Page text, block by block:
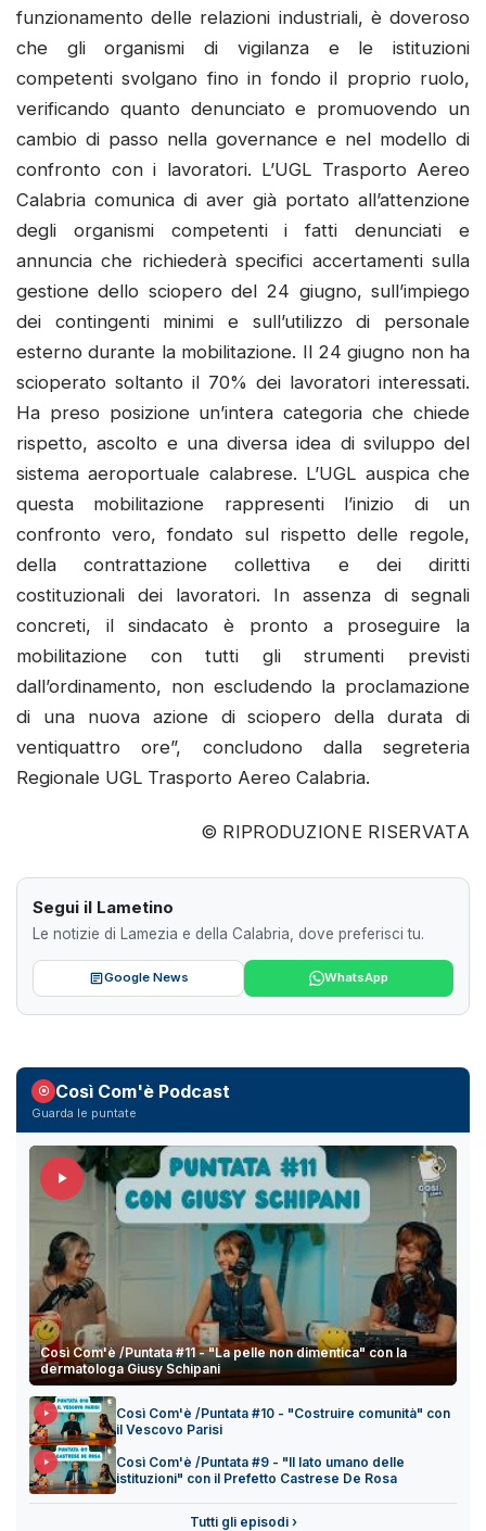
funzionamento delle relazioni industriali, è doveroso
che gli organismi di vigilanza e le istituzioni
competenti svolgano fino in fondo il proprio ruolo,
verificando quanto denunciato e promuovendo un
cambio di passo nella governance e nel modello di
confronto con i lavoratori. L’UGL Trasporto Aereo
Calabria comunica di aver già portato all’attenzione
degli organismi competenti i fatti denunciati e
annuncia che richiederà specifici accertamenti sulla
gestione dello sciopero del 24 giugno, sull’impiego
dei contingenti minimi e sull’utilizzo di personale
esterno durante la mobilitazione. Il 24 giugno non ha
scioperato soltanto il 70% dei lavoratori interessati.
Ha preso posizione un’intera categoria che chiede
rispetto, ascolto e una diversa idea di sviluppo del
sistema aeroportuale calabrese. L’UGL auspica che
questa mobilitazione rappresenti l’inizio di un
confronto vero, fondato sul rispetto delle regole,
della contrattazione collettiva e dei diritti
costituzionali dei lavoratori. In assenza di segnali
concreti, il sindacato è pronto a proseguire la
mobilitazione con tutti gli strumenti previsti
dall’ordinamento, non escludendo la proclamazione
di una nuova azione di sciopero della durata di
ventiquattro ore”, concludono dalla segreteria
Regionale UGL Trasporto Aereo Calabria.
© RIPRODUZIONE RISERVATA
Segui il Lametino
Le notizie di Lamezia e della Calabria, dove preferisci tu.
Google News WhatsApp
Così Com'è Podcast
Guarda le puntate
Così Com'è /Puntata #11 - "La pelle non dimentica" con la
dermatologa Giusy Schipani
Così Com'è /Puntata #10 - "Costruire comunità" con
il Vescovo Parisi
Così Com'è /Puntata #9 - "Il lato umano delle
istituzioni" con il Prefetto Castrese De Rosa
Tutti gli episodi ›